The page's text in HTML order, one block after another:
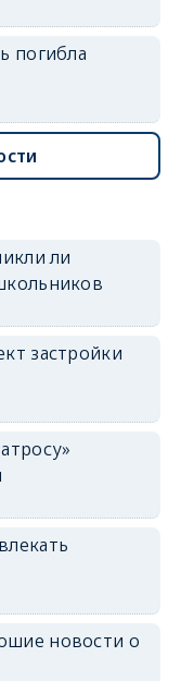
погибла
ли
застройки
новости о